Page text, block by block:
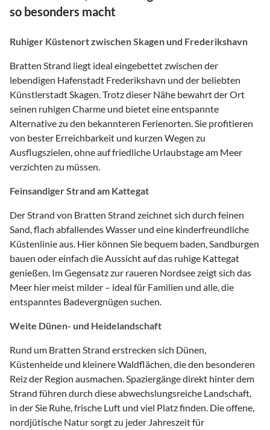
so besonders macht
Ruhiger Küstenort zwischen Skagen und Frederikshavn
Bratten Strand liegt ideal eingebettet zwischen der
lebendigen Hafenstadt Frederikshavn und der beliebten
Künstlerstadt Skagen. Trotz dieser Nähe bewahrt der Ort
seinen ruhigen Charme und bietet eine entspannte
Alternative zu den bekannteren Ferienorten. Sie profitieren
von bester Erreichbarkeit und kurzen Wegen zu
Ausflugszielen, ohne auf friedliche Urlaubstage am Meer
verzichten zu müssen.
Feinsandiger Strand am Kattegat
Der Strand von Bratten Strand zeichnet sich durch feinen
Sand, flach abfallendes Wasser und eine kinderfreundliche
Küstenlinie aus. Hier können Sie bequem baden, Sandburgen
bauen oder einfach die Aussicht auf das ruhige Kattegat
genießen. Im Gegensatz zur raueren Nordsee zeigt sich das
Meer hier meist milder – ideal für Familien und alle, die
entspanntes Badevergnügen suchen.
Weite Dünen- und Heidelandschaft
Rund um Bratten Strand erstrecken sich Dünen,
Küstenheide und kleinere Waldflächen, die den besonderen
Reiz der Region ausmachen. Spaziergänge direkt hinter dem
Strand führen durch diese abwechslungsreiche Landschaft,
in der Sie Ruhe, frische Luft und viel Platz finden. Die offene,
nordjütische Natur sorgt zu jeder Jahreszeit für